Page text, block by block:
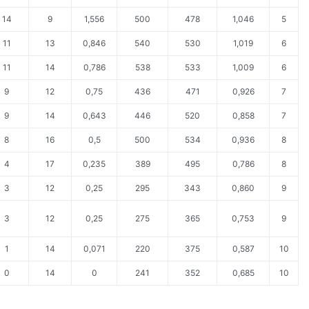
14 9 1,556 500 478 1,046 5
11 13 0,846 540 530 1,019 6
11 14 0,786 538 533 1,009 6
9 12 0,75 436 471 0,926 7
9 14 0,643 446 520 0,858 7
8 16 0,5 500 534 0,936 8
4 17 0,235 389 495 0,786 8
3 12 0,25 295 343 0,860 9
3 12 0,25 275 365 0,753 9
1 14 0,071 220 375 0,587 10
0 14 0 241 352 0,685 10